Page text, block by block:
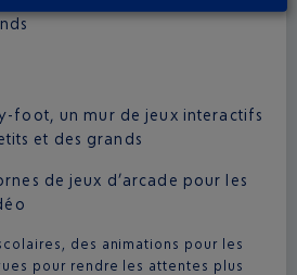
foot, un mur de jeux interactifs
et des grands
de jeux d’arcade pour les
des animations pour les
pour rendre les attentes plus